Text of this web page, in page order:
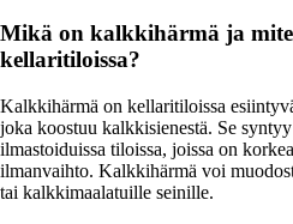
Mikä on kalkkihärmä ja
kellaritiloissa?
Kalkkihärmä on kellaritiloissa
joka koostuu kalkkisienestä. Se
ilmastoiduissa tiloissa, joissa on
ilmanvaihto. Kalkkihärmä voi
tai kalkkimaalatuille seinille.